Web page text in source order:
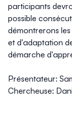
participants
possible
démontrerons
et d'adaptation
démarche
Présentateur:
Chercheuse: